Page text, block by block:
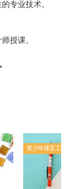
专业技术。
授课。
青少年珠宝工坊